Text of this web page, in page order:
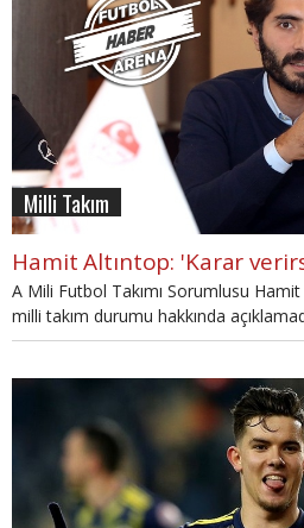
Milli Takım
A Mili Futbol Takımı Sorumlusu
milli takım durumu hakkında